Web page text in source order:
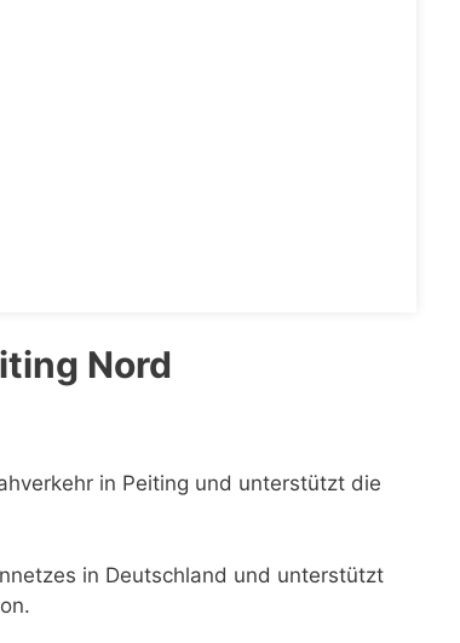
Nord
in Peiting und unterstützt die
in Deutschland und unterstützt